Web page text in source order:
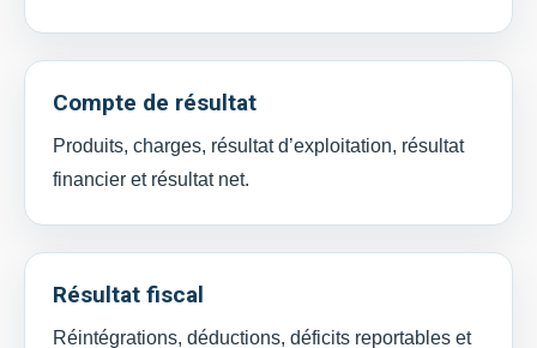
Compte de résultat
Produits, charges, résultat d’exploitation, résultat
financier et résultat net.
Résultat fiscal
Réintégrations, déductions, déficits reportables et